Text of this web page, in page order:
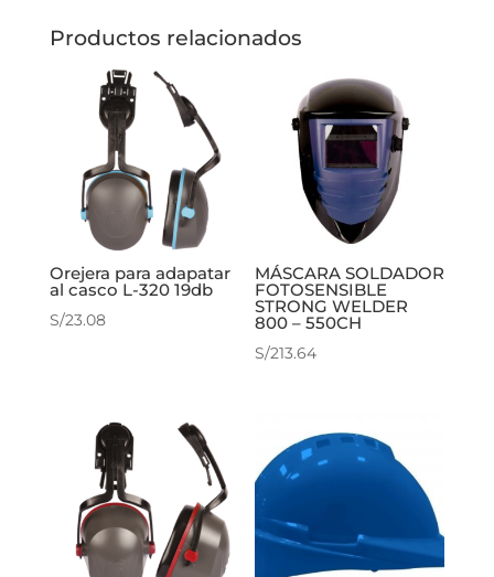
Productos relacionados
Orejera para adapatar
al casco L-320 19db
S/23.08
MÁSCARA SOLDADOR
FOTOSENSIBLE
STRONG WELDER
800 – 550CH
S/213.64